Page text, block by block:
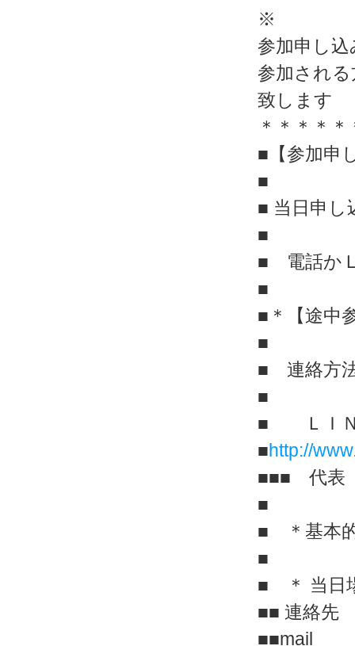
※
参加申し
参加され
致します
＊＊＊＊
■【参加申
■
■ 当日申し
■
■ 電話か
■
■＊【途中
■
■ 連絡方
■
■ ＬＩＮ
■http://
■■■ 代
■
■ ＊基本
■
■ ＊ 当日
■■ 連絡先